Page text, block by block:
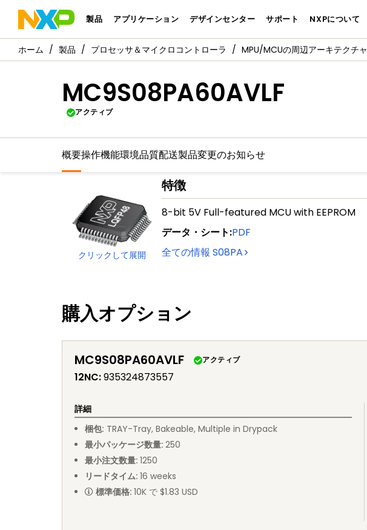
製品 アプリケーション デザインセンター サポート NXPについて
製品 プロセッサ＆マイクロコントローラ MPU/MCUの周辺アーキテクチャ
MC9S08PA60AVLF
アクティブ
概要操作機能環境品質配送製品変更のお知らせ
クリックして展開
特徴
8-bit 5V Full-featured MCU with EEPROM
データ・シート:PDF
全ての情報 S08PA
購入オプション
MC9S08PA60AVLF アクティブ
12NC:935324873557
詳細
梱包: TRAY-Tray, Bakeable, Multiple in Drypack
最小パッケージ数量: 250
最小注文数量: 1250
リードタイム: 16 weeks
標準価格: 10K で $1.83 USD